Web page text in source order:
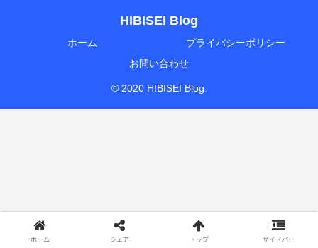
HIBISEI Blog
ホーム
プライバシーポリシー
お問い合わせ
© 2020 HIBISEI Blog.
ホーム シェア トップ サイドバー